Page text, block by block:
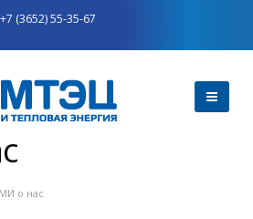
+7 (3652) 55-35-67
о нас